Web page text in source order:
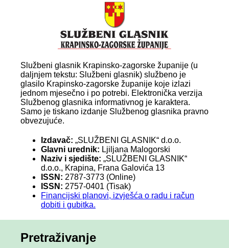
Službeni glasnik Krapinsko-zagorske županije (u
daljnjem tekstu: Službeni glasnik) službeno je
glasilo Krapinsko-zagorske županije koje izlazi
jednom mjesečno i po potrebi. Elektronička verzija
Službenog glasnika informativnog je karaktera.
Samo je tiskano izdanje Službenog glasnika pravno
obvezujuće.
Izdavač: „SLUŽBENI GLASNIK“ d.o.o.
Glavni urednik: Ljiljana Malogorski
Naziv i sjedište: „SLUŽBENI GLASNIK“
d.o.o., Krapina, Frana Galovića 13
ISSN: 2787-3773 (Online)
ISSN: 2757-0401 (Tisak)
Financijski planovi, izvješća o radu i račun
dobiti i gubitka.
Pretraživanje